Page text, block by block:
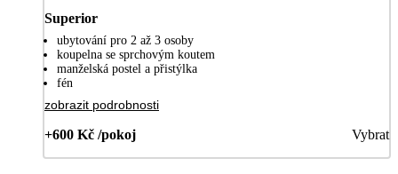
Superior
ubytování pro 2 až 3 osoby
koupelna se sprchovým koutem
manželská postel a přistýlka
fén
zobrazit podrobnosti
+600 Kč /pokoj Vybrat